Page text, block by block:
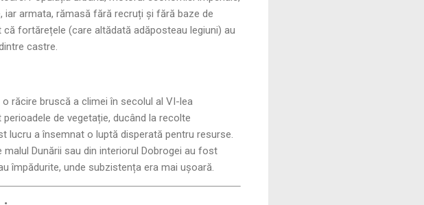
armata, rămasă fără recruți și fără baze de
fortărețele (care altădată adăposteau legiuni) au
castre.
răcire bruscă a climei în secolul al VI-lea
de vegetație, ducând la recolte
lucru a însemnat o luptă disperată pentru resurse.
malul Dunării sau din interiorul Dobrogei au fost
împădurite, unde subzistența era mai ușoară.